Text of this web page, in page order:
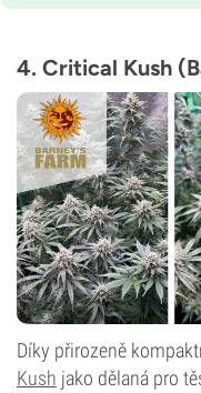
9–10 týdnů
25 %
CBD
Nízká
4. Critical Kush
Díky přirozeně
Kush jako dělaná pro